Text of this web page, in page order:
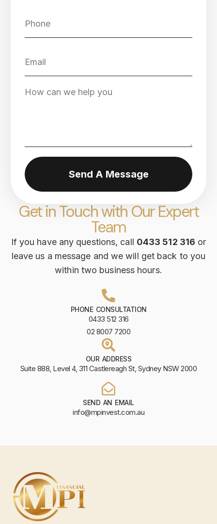
Get in Touch with Our Expert
Team
If you have any questions, call 0433 512 316 or
leave us a message and we will get back to you
within two business hours.
PHONE CONSULTATION
0433 512 316
02 8007 7200
OUR ADDRESS
Suite 888, Level 4, 311 Castlereagh St, Sydney NSW 2000
SEND AN EMAIL
info@mpinvest.com.au
Send A Message